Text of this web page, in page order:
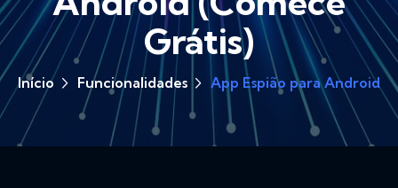
Grátis)
Início Funcionalidades App Espião para Android